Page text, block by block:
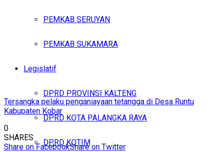
PEMKAB SERUYAN
PEMKAB SUKAMARA
Legislatif
DPRD PROVINSI KALTENG
DPRD KOTA PALANGKA RAYA
DPRD KOTIM
Tersangka pelaku penganiayaan tetangga di Desa Runtu
Kabupaten Kobar
0
SHARES
Share on FacebookShare on Twitter